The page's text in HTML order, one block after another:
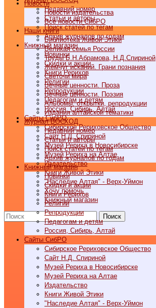
Недавний номер
Статьи и авторы
Поиск статей по тегам
Архив журналов по годам
Книжный магазин
Новинки
Скидки и акции
Книги Рерихов
Религии
Репродукции
Педагогам и детям
Россия, Сибирь, Алтай
Cайты СибРО
Сибирское Рериховское Общество
Сайт Н.Д. Спириной
Музей Рериха в Новосибирске
Музей Рериха на Алтае
Издательство
Книги Живой Этики
"Наследие Алтая" - Верх-Уймон
Хочу помочь
Книжный магазин
Поиск
Новости
Новости издательства
Все новости СибРО
Наши книги
Библиотека Живой Этики
Великая семья России
Труды Б.Н.Абрамова, Н.Д.Спириной
Жемчуг исканий. Грани познания
Светочи мира
Вечные ценности. Проза
Вечные ценности. Поэзия
Альбомы, открытки, репродукции
Издания алтайской тематики
Журнал ВОСХОД
Недавний номер
Статьи и авторы
Поиск статей по тегам
Архив журналов по годам
Книжный магазин
Новинки
Скидки и акции
Книги Рерихов
Религии
Репродукции
Педагогам и детям
Россия, Сибирь, Алтай
Cайты СибРО
Сибирское Рериховское Общество
Сайт Н.Д. Спириной
Музей Рериха в Новосибирске
Музей Рериха на Алтае
Издательство
Книги Живой Этики
"Наследие Алтая" - Верх-Уймон